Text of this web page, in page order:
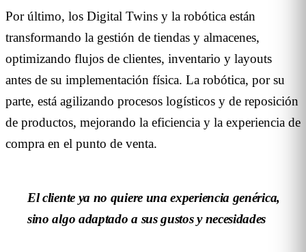
Por último, los Digital Twins y la robótica están
transformando la gestión de tiendas y almacenes,
optimizando flujos de clientes, inventario y layouts
antes de su implementación física. La robótica, por su
parte, está agilizando procesos logísticos y de reposición
de productos, mejorando la eficiencia y la experiencia de
compra en el punto de venta.
El cliente ya no quiere una experiencia genérica,
sino algo adaptado a sus gustos y necesidades